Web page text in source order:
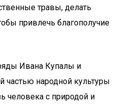
травы, делать
привлечь благополучие
Ивана Купалы и
частью народной культуры
человека с природой и